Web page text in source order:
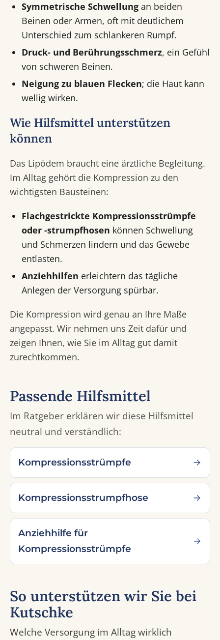
Symmetrische Schwellung an beiden
Beinen oder Armen, oft mit deutlichem
Unterschied zum schlankeren Rumpf.
Druck- und Berührungsschmerz, ein Gefühl
von schweren Beinen.
Neigung zu blauen Flecken; die Haut kann
wellig wirken.
Wie Hilfsmittel unterstützen
können
Das Lipödem braucht eine ärztliche Begleitung.
Im Alltag gehört die Kompression zu den
wichtigsten Bausteinen:
Flachgestrickte Kompressionsstrümpfe
oder -strumpfhosen können Schwellung
und Schmerzen lindern und das Gewebe
entlasten.
Anziehhilfen erleichtern das tägliche
Anlegen der Versorgung spürbar.
Die Kompression wird genau an Ihre Maße
angepasst. Wir nehmen uns Zeit dafür und
zeigen Ihnen, wie Sie im Alltag gut damit
zurechtkommen.
Passende Hilfsmittel
Im Ratgeber erklären wir diese Hilfsmittel
neutral und verständlich:
Kompressionsstrümpfe
Kompressionsstrumpfhose
Anziehhilfe für
Kompressionsstrümpfe
So unterstützen wir Sie bei
Kutschke
Welche Versorgung im Alltag wirklich